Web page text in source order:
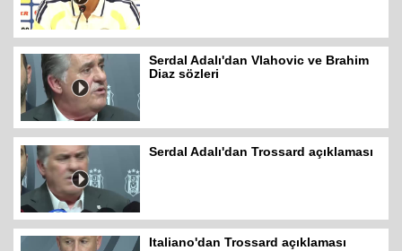
Serdal Adalı'dan Vlahovic ve Brahim
Diaz sözleri
Serdal Adalı'dan Trossard açıklaması
Italiano'dan Trossard açıklaması